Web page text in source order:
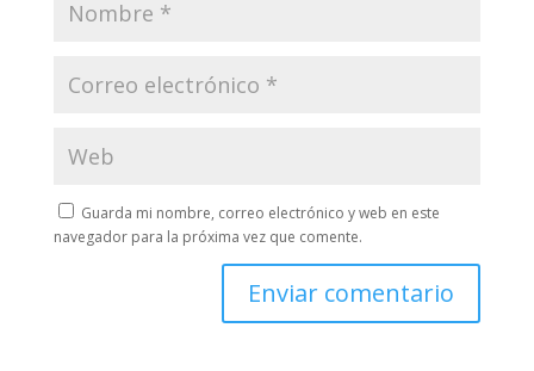
Guarda mi nombre, correo electrónico y web en este
navegador para la próxima vez que comente.